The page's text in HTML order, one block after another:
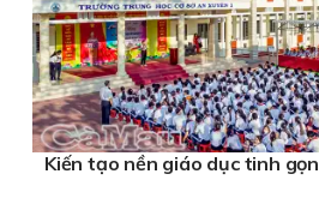
Kiến tạo nền giáo dục tinh